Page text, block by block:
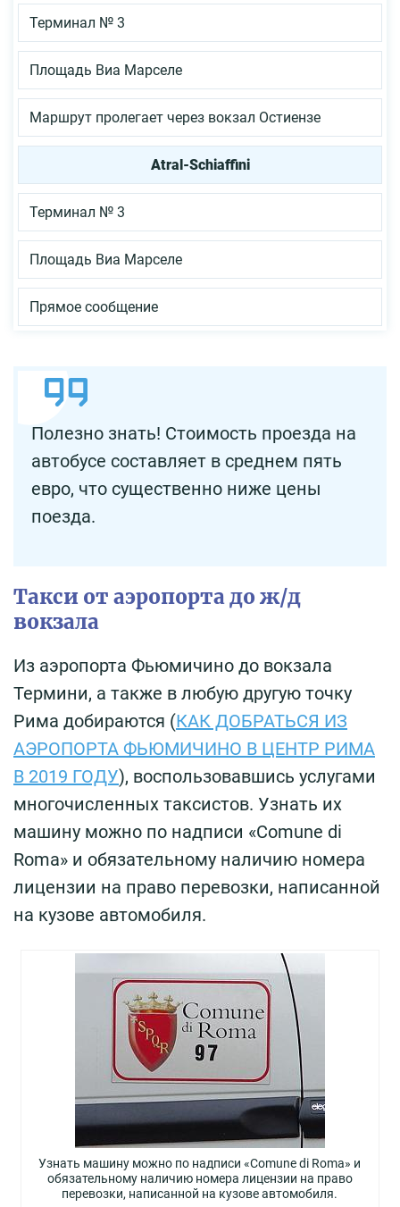
Терминал № 3
Площадь Виа Марселе
Маршрут пролегает через вокзал Остиензе
Atral-Schiaffini
Терминал № 3
Площадь Виа Марселе
Прямое сообщение
Полезно знать! Стоимость проезда на
автобусе составляет в среднем пять
евро, что существенно ниже цены
поезда.
Такси от аэропорта до ж/д
вокзала
Из аэропорта Фьюмичино до вокзала
Термини, а также в любую другую точку
Рима добираются (КАК ДОБРАТЬСЯ ИЗ
АЭРОПОРТА ФЬЮМИЧИНО В ЦЕНТР РИМА
В 2019 ГОДУ), воспользовавшись услугами
многочисленных таксистов. Узнать их
машину можно по надписи «Comune di
Roma» и обязательному наличию номера
лицензии на право перевозки, написанной
на кузове автомобиля.
Узнать машину можно по надписи «Comune di Roma» и
обязательному наличию номера лицензии на право
перевозки, написанной на кузове автомобиля.